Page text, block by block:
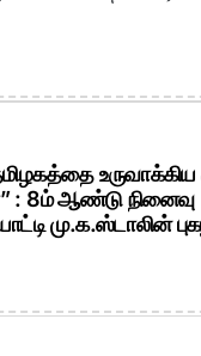
உருவாக்கிய
: 8ம் ஆண்டு நினைவு
மு.க.ஸ்டாலின்